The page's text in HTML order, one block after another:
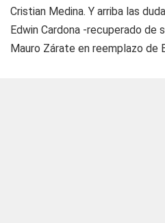
Cristian Medina. Y arriba las
Edwin Cardona -recuperado de
Mauro Zárate en reemplazo de